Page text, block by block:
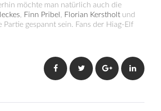
möchte man natürlich auch die
, Finn Pribel , Florian Kerstholt und
gespannt sein. Fans der Hiag-Elf
FacebookTwitter Google+